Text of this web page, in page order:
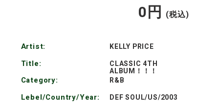
0円 (税込)
Artist: KELLY PRICE
Title: CLASSIC 4TH
ALBUM！！！
Category: R&B
Lebel/Country/Year: DEF SOUL/US/2003